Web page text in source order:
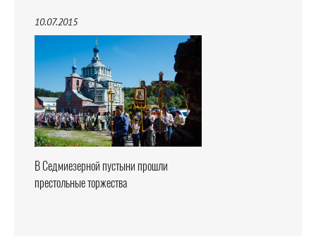
10.07.2015
В Седмиезерной пустыни прошли
престольные торжества